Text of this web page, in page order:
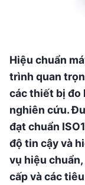
Hiệu chuẩn
trình quan
các thiết bị đo
nghiên cứu.
đạt chuẩn
độ tin cậy và
vụ hiệu
cấp và các